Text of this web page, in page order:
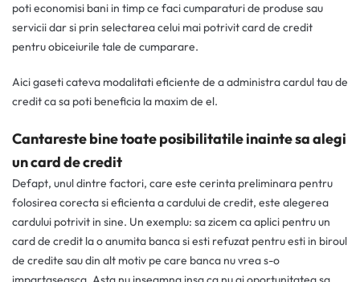
poti economisi bani in timp ce faci cumparaturi de produse sau
servicii dar si prin selectarea celui mai potrivit card de credit
pentru obiceiurile tale de cumparare.
Aici gaseti cateva modalitati eficiente de a administra cardul tau de
credit ca sa poti beneficia la maxim de el.
Cantareste bine toate posibilitatile inainte sa alegi
un card de credit
Defapt, unul dintre factori, care este cerinta preliminara pentru
folosirea corecta si eficienta a cardului de credit, este alegerea
cardului potrivit in sine. Un exemplu: sa zicem ca aplici pentru un
card de credit la o anumita banca si esti refuzat pentru esti in biroul
de credite sau din alt motiv pe care banca nu vrea s-o